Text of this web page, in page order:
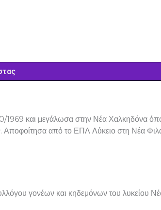
1969 και μεγάλωσα στην Νέα Χαλκηδόνα
Αποφοίτησα από το ΕΠΛ Λύκειο στη Νέα
γονέων και κηδεμόνων του λυκείου